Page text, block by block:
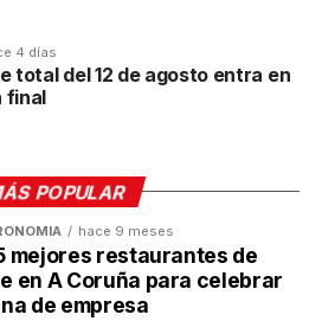
ante la UE de la Cámara
. El desarrollo del Corredor
como el papel de los puertos
europea, fueron los temas
el encuentro. La presidenta del
la mesa.
CÁMARA DE COMERCIO
4 días
total del 12 de agosto entra en
final
POPULAR
hace 9 meses
mejores restaurantes de
en A Coruña para celebrar
de empresa